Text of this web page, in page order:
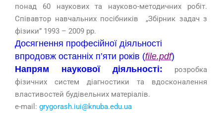
понад 60 наукових та науково-методичних робіт.
Співавтор навчальних посібників „Збірник задач з
фізики” 1993 – 2009 рр.
Досягнення професійної діяльності
впродовж останніх п’яти років (file.pdf)
Напрям наукової діяльності: розробка
фізичних систем діагностики та вдосконалення
властивостей будівельних матеріалів.
e-mail: grygorash.iui@knuba.edu.ua